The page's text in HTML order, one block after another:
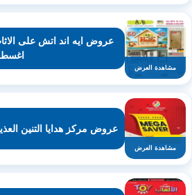
مشاهدة العرض
مشاهدة العرض
عروض مركز هدايا التنين العذيبة من 5 حتى